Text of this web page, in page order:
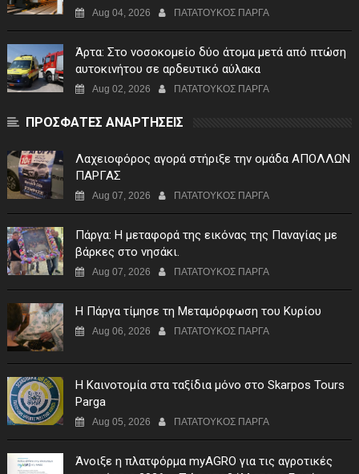
Μαυρομάτι
Aug 04, 2026 ΠΑΤΑΤΟΥΚΟΣ ΠΑΡΓΑ
Άρτα: Στο νοσοκομείο δύο άτομα μετά από πτώση
αυτοκινήτου σε αρδευτικό αύλακα
Aug 02, 2026 ΠΑΤΑΤΟΥΚΟΣ ΠΑΡΓΑ
ΠΡΟΣΦΑΤΕΣ ΑΝΑΡΤΗΣΕΙΣ
Λαχειοφόρος αγορά στήριξε την ομάδα ΑΠΟΛΛΩΝ
ΠΑΡΓΑΣ
Aug 07, 2026 ΠΑΤΑΤΟΥΚΟΣ ΠΑΡΓΑ
Πάργα: Η μεταφορά της εικόνας της Παναγίας με
βάρκες στο νησάκι.
Aug 07, 2026 ΠΑΤΑΤΟΥΚΟΣ ΠΑΡΓΑ
Η Πάργα τίμησε τη Μεταμόρφωση του Κυρίου
Aug 06, 2026 ΠΑΤΑΤΟΥΚΟΣ ΠΑΡΓΑ
Η Καινοτομία στα ταξίδια μόνο στο Skarpos Tours
Parga
Aug 05, 2026 ΠΑΤΑΤΟΥΚΟΣ ΠΑΡΓΑ
Άνοιξε η πλατφόρμα myAGRO για τις αγροτικές